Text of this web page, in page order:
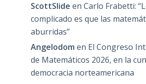
ScottSlide en Carlo Frabetti:
complicado es que las
aburridas”
Angelodom en El Congreso
de Matemáticos 2026, en la
democracia norteamericana